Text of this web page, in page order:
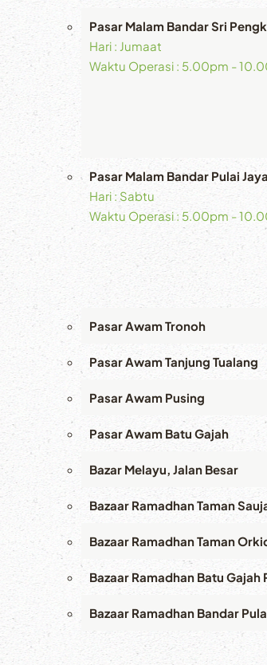
Pasar Malam Bandar Sri
Hari : Jumaat
Waktu Operasi : 5.00pm -
Pasar Malam Bandar Pulai Jaya
Hari : Sabtu
Waktu Operasi : 5.00pm -
Pasar Awam Tronoh
Pasar Awam Tanjung Tualang
Pasar Awam Pusing
Pasar Awam Batu Gajah
Bazar Melayu, Jalan Besar
Bazaar Ramadhan Taman
Bazaar Ramadhan Taman
Bazaar Ramadhan Batu Gajah
Bazaar Ramadhan Bandar